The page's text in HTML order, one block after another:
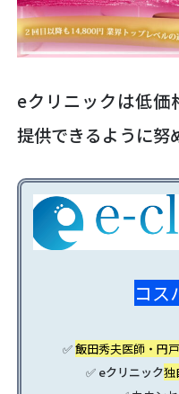
eクリニックは低価
提供できるように努
コス
✅飯田秀夫医師・円
✅ eクリニック独